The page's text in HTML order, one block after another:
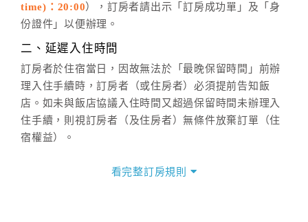
六、聯絡方式
(07)9682715 。
time)：20:00），訂房者請出示「訂房成功單」及「身
份證件」以便辦理。
二、延遲入住時間
訂房者於住宿當日，因故無法於「最晚保留時間」前辦
理入住手續時，訂房者（或住房者）必須提前告知飯
店。如未與飯店協議入住時間又超過保留時間未辦理入
住手續，則視訂房者（及住房者）無條件放棄訂單（住
宿權益）。
看完整訂房規則